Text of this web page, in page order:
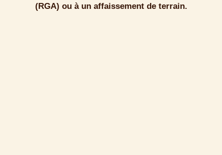
(RGA) ou à un affaissement de terrain.